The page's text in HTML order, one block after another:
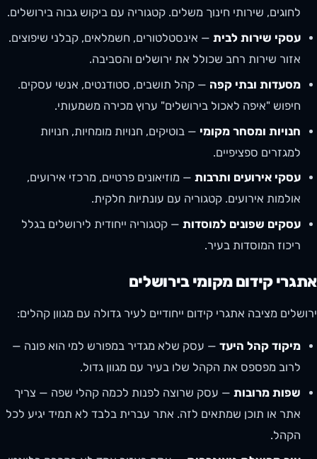
לחוגים, שירותי חינוך משלים. קטגוריה עם ביקוש גבוה בירושלים.
עסקי שירות לבית — אינסטלטורים, חשמלאים, קבלני שיפוצים.
אזור שירות רחב שכולל את ירושלים והסביבה.
מסעדות ובתי קפה — קהל תושבים, סטודנטים, אנשי עסקים.
חיפוש "איפה לאכול בירושלים" ערוץ מכירה משמעותי.
חנויות ומסחר מקומי — בוטיקים, חנויות מומחיות, חנויות
למגזרים ספציפיים.
עסקי אירועים ותרבות — מוזיאונים פרטיים, מרכזי אירועים,
אולמות אירועים. קטגוריה עם עונתיות חלקית.
עסקים שפונים למוסדות — קטגוריה ייחודית לירושלים בגלל
ריכוז המוסדות בעיר.
אתגרי קידום מקומי בירושלים
ירושלים מציבה אתגרי קידום ייחודיים לעיר גדולה עם מגוון קהלים:
מיקוד קהל היעד — עסק שלא מגדיר במפורש למי הוא פונה —
לרוב מפספס את הקהל שלו בעיר עם מגוון גדול.
שפות מרובות — עסק שרוצה לפנות לכמה קהלי שפה — צריך
אתר או תוכן שמתאים לזה. אתר עברית בלבד לא תמיד יגיע לכל
הקהל.